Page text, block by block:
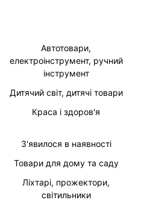
Автотовари,
електроінструмент, ручний
інструмент
Дитячий світ, дитячі товари
Краса і здоров'я
З'явилося в наявності
Товари для дому та саду
Ліхтарі, прожектори,
світильники